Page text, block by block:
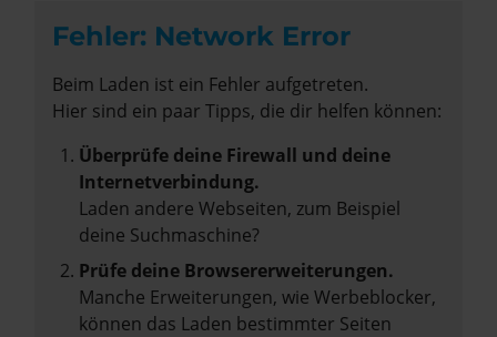
Fehler: Network Error
Beim Laden ist ein Fehler aufgetreten.
Hier sind ein paar Tipps, die dir helfen können:
Überprüfe deine Firewall und deine
Internetverbindung.
Laden andere Webseiten, zum Beispiel
deine Suchmaschine?
Prüfe deine Browsererweiterungen.
Manche Erweiterungen, wie Werbeblocker,
können das Laden bestimmter Seiten